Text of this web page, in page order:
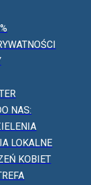
NAS:
LOKALNE
KOBIET